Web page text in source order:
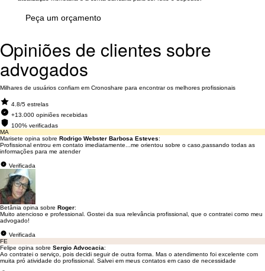
Peça um orçamento
Opiniões de clientes sobre
advogados
Milhares de usuários confiam em Cronoshare para encontrar os melhores profissionais
4.8/5 estrelas
+13.000 opiniões recebidas
100% verificadas
MA
Marisete opina sobre Rodrigo Webster Barbosa Esteves:
Profissional entrou em contato imediatamente...me orientou sobre o caso,passando todas as
informações para me atender
Verificada
Betânia opina sobre Roger:
Muito atencioso e professional. Gostei da sua relevância profissional, que o contratei como meu
advogado!
Verificada
FE
Felipe opina sobre Sergio Advocacia:
Ao contratei o serviço, pois decidi seguir de outra forma. Mas o atendimento foi excelente com
muita pró atividade do profissional. Salvei em meus contatos em caso de necessidade